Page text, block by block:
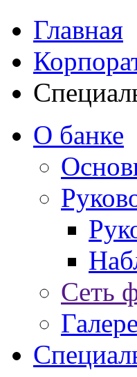
Главная
О банке
Сеть